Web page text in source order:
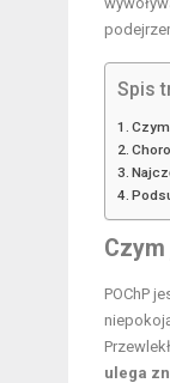
Spis
POChP
ulega